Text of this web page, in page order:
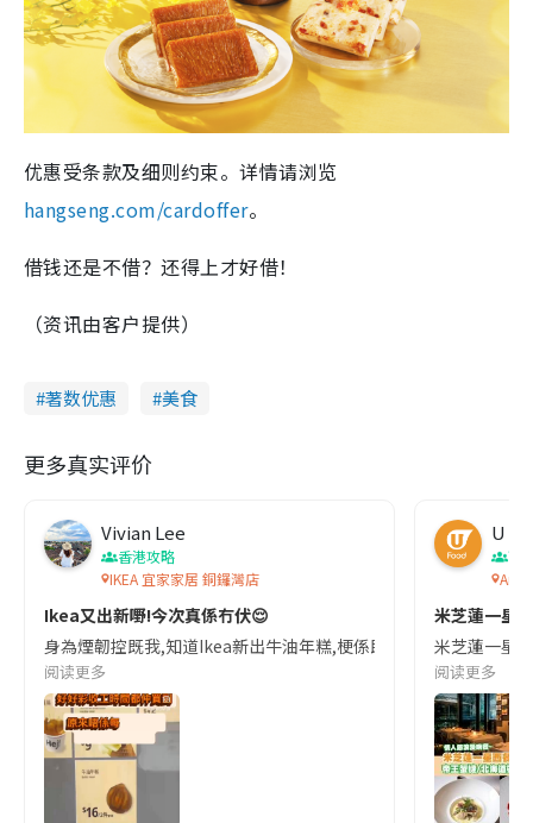
优惠受条款及细则约束。详情请浏览
hangseng.com/cardoffer。
借钱还是不借？还得上才好借！
（资讯由客户提供）
著数优惠 美食
更多真实评价
Vivian Lee
香港攻略
IKEA 宜家家居 銅鑼灣店
Ikea又出新嘢!今次真係冇伏😌
身為煙韌控既我,知道Ikea新出牛油年糕,梗係即刻沖去試啦!夜晚
阅读更多
U
西
米芝蓮一
米芝蓮一星
阅读更多